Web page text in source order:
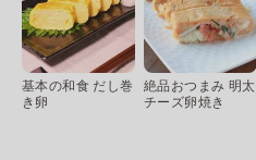
基本の和食 だし巻
き卵
絶品おつまみ 明太
チーズ卵焼き